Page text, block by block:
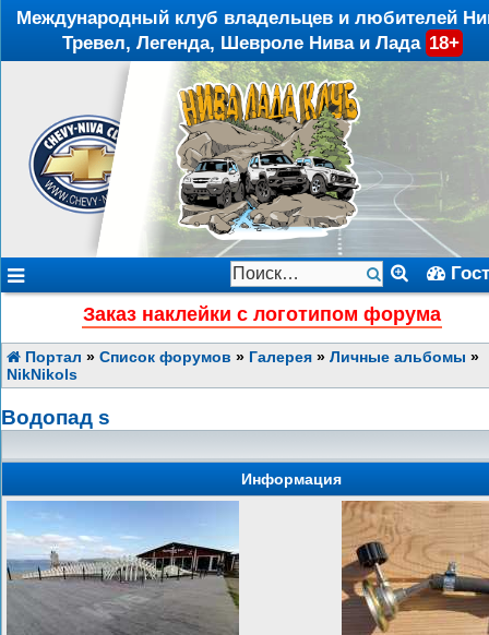
Международный клуб владельцев и любителей
Тревел, Легенда, Шевроле Нива и Лада 18+
Заказ наклейки с логотипом форума
Портал » Список форумов » Галерея » Личные альбомы »
NikNikols
Водопад s
Информация